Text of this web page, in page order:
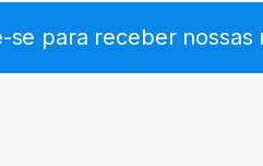
se para receber nossas